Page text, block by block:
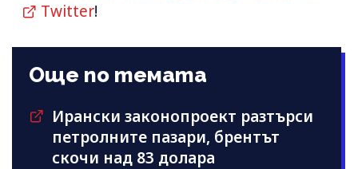
Twitter!
Още по темата
Ирански законопроект разтърси
петролните пазари, брентът
скочи над 83 долара